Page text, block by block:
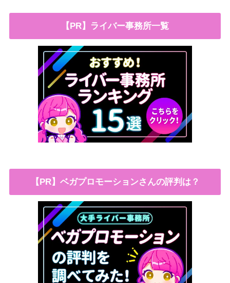
【PR】ライバー事務所一覧
【PR】ベガプロモーションさんの評判は？